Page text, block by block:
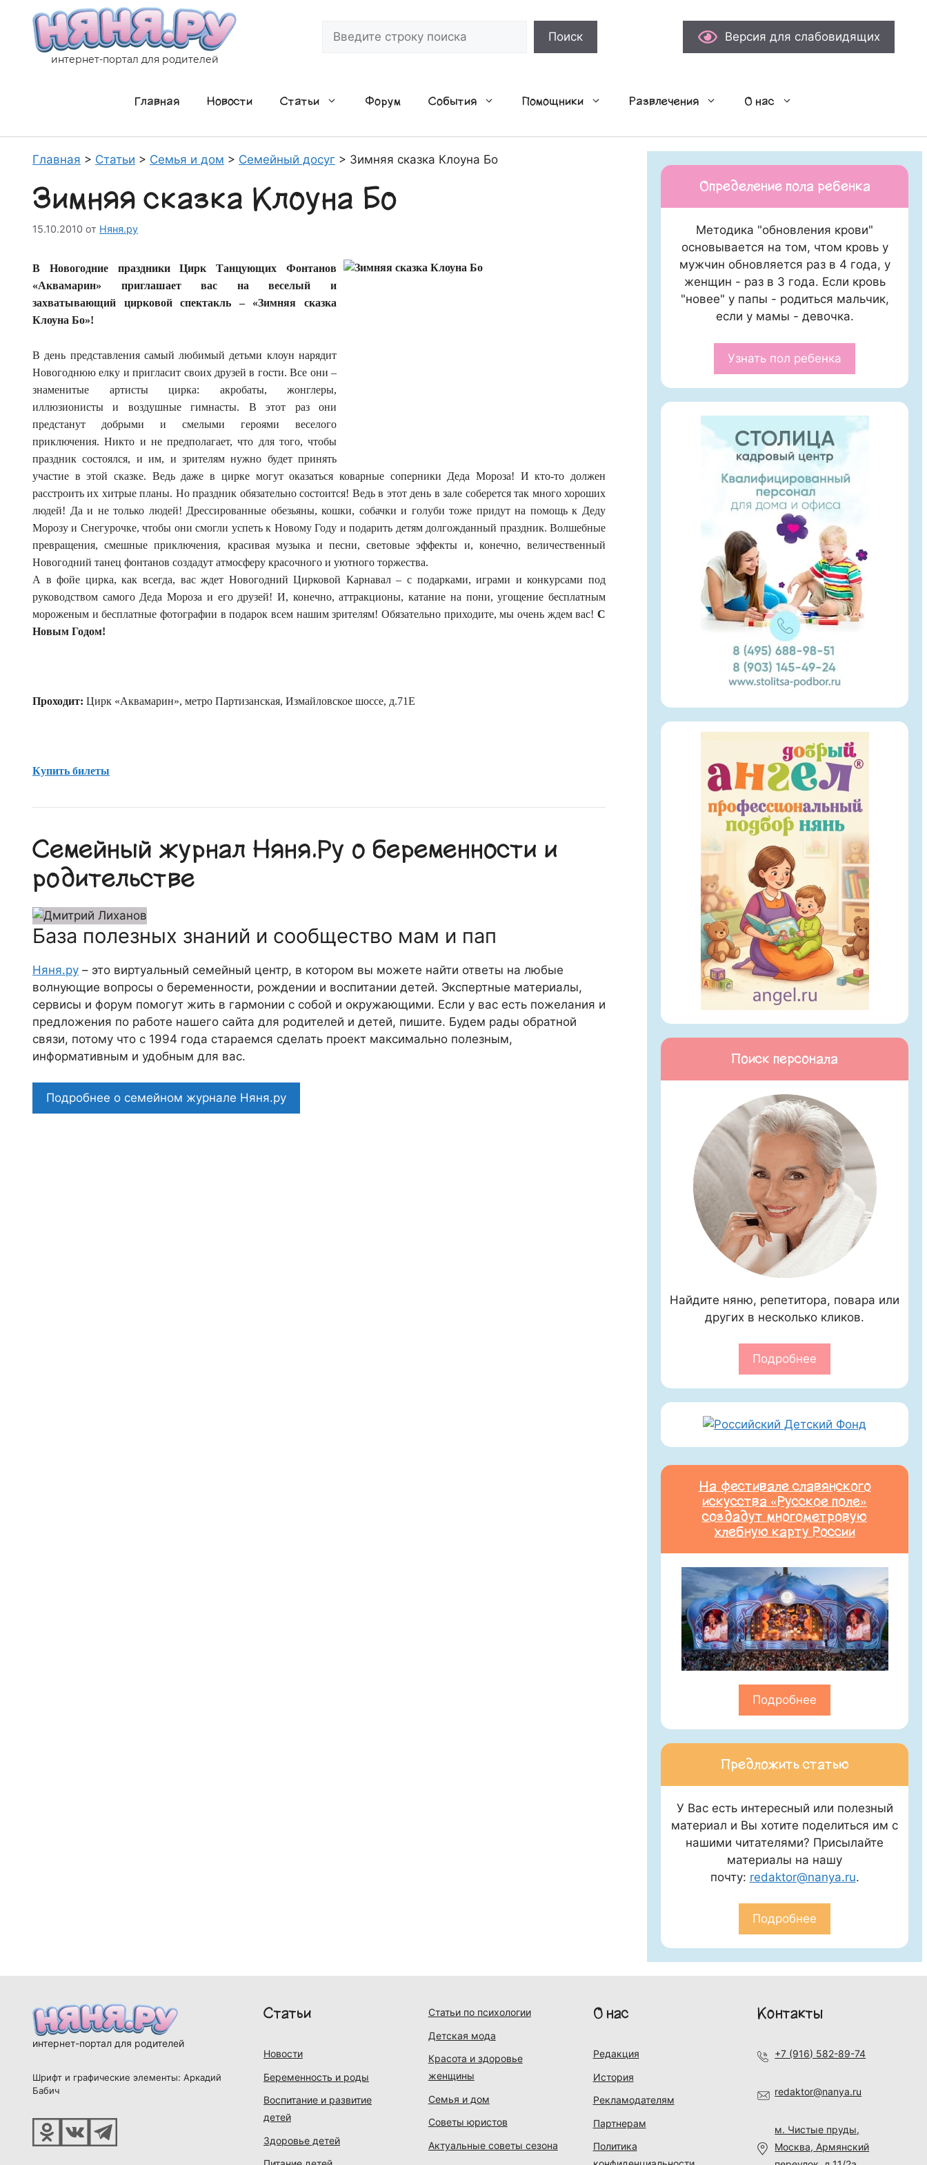
содержимому
интернет-портал для родителей
Поиск Версия для слабовидящих
Главная Новости Статьи Форум События Помощники Развлечения О нас
Главная > Статьи > Семья и дом > Семейный досуг > Зимняя сказка Клоуна Бо
Зимняя сказка Клоуна Бо
15.10.2010 от Няня.ру
В Новогодние праздники Цирк Танцующих Фонтанов
«Аквамарин» приглашает вас на веселый и
захватывающий цирковой спектакль – «Зимняя сказка
Клоуна Бо»!
В день представления самый любимый детьми клоун нарядит
Новогоднюю елку и пригласит своих друзей в гости. Все они –
знаменитые артисты цирка: акробаты, жонглеры,
иллюзионисты и воздушные гимнасты. В этот раз они
предстанут добрыми и смелыми героями веселого
приключения. Никто и не предполагает, что для того, чтобы
праздник состоялся, и им, и зрителям нужно будет принять
участие в этой сказке. Ведь даже в цирке могут оказаться коварные соперники Деда Мороза! И кто-то должен
расстроить их хитрые планы. Но праздник обязательно состоится! Ведь в этот день в зале соберется так много хороших
людей! Да и не только людей! Дрессированные обезьяны, кошки, собачки и голуби тоже придут на помощь к Деду
Морозу и Снегурочке, чтобы они смогли успеть к Новому Году и подарить детям долгожданный праздник. Волшебные
превращения, смешные приключения, красивая музыка и песни, световые эффекты и, конечно, величественный
Новогодний танец фонтанов создадут атмосферу красочного и уютного торжества.
А в фойе цирка, как всегда, вас ждет Новогодний Цирковой Карнавал – с подарками, играми и конкурсами под
руководством самого Деда Мороза и его друзей! И, конечно, аттракционы, катание на пони, угощение бесплатным
мороженым и бесплатные фотографии в подарок всем нашим зрителям! Обязательно приходите, мы очень ждем вас! С
Новым Годом!
Проходит: Цирк «Аквамарин», метро Партизанская, Измайловское шоссе, д.71Е
Купить билеты
Семейный журнал Няня.Ру о беременности и
родительстве
База полезных знаний и сообщество мам и пап
Няня.ру – это виртуальный семейный центр, в котором вы можете найти ответы на любые
волнующие вопросы о беременности, рождении и воспитании детей. Экспертные материалы,
сервисы и форум помогут жить в гармонии с собой и окружающими. Если у вас есть пожелания и
предложения по работе нашего сайта для родителей и детей, пишите. Будем рады обратной
связи, потому что c 1994 года стараемся сделать проект максимально полезным,
информативным и удобным для вас.
Подробнее о семейном журнале Няня.ру
Определение пола ребенка
Методика "обновления крови"
основывается на том, чтом кровь у
мужчин обновляется раз в 4 года, у
женщин - раз в 3 года. Если кровь
"новее" у папы - родиться мальчик,
если у мамы - девочка.
Узнать пол ребенка
Поиск персонала
Найдите няню, репетитора, повара или
других в несколько кликов.
Подробнее
На фестивале славянского
искусства «Русское поле»
создадут многометровую
хлебную карту России
Подробнее
Предложить статью
У Вас есть интересный или полезный
материал и Вы хотите поделиться им с
нашими читателями? Присылайте
материалы на нашу
почту: redaktor@nanya.ru.
Подробнее
интернет-портал для родителей
Шрифт и графические элементы: Аркадий
Бабич
Статьи
Новости
Беременность и роды
Воспитание и развитие
детей
Здоровье детей
Статьи по психологии
Детская мода
Красота и здоровье
женщины
Семья и дом
Советы юристов
Актуальные советы сезона
О нас
Редакция
История
Рекламодателям
Партнерам
Политика
Контакты
+7 (916) 582-89-74
redaktor@nanya.ru
м. Чистые пруды,
Москва, Армянский